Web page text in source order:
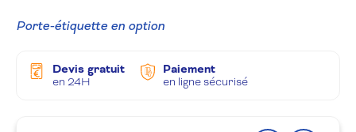
Porte-étiquette en option
Devis gratuit
en 24H
Paiement
en ligne sécurisé